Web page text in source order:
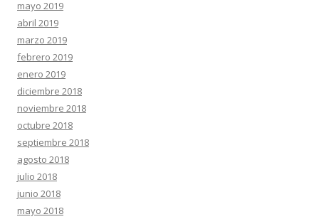
mayo 2019
abril 2019
marzo 2019
febrero 2019
enero 2019
diciembre 2018
noviembre 2018
octubre 2018
septiembre 2018
agosto 2018
julio 2018
junio 2018
mayo 2018